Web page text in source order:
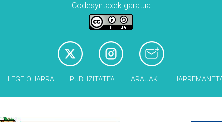
Codesyntaxek garatua
LEGE OHARRA PUBLIZITATEA ARAUAK